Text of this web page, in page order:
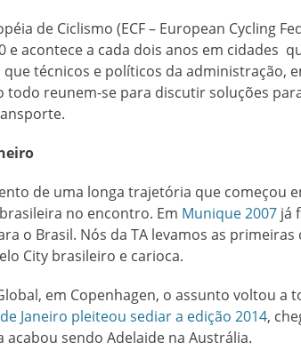
de Ciclismo (ECF – European Cycling
acontece a cada dois anos em cidades
que técnicos e políticos da administração,
todo reunem-se para discutir soluções
de uma longa trajetória que começou
no encontro. Em Munique 2007 já
o Brasil. Nós da TA levamos as
City brasileiro e carioca.
em Copenhagen, o assunto voltou a
Janeiro pleiteou sediar a edição 2014,
acabou sendo Adelaide na Austrália.